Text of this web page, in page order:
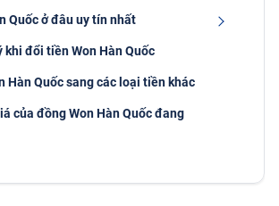
Quốc ở đâu uy tín nhất
khi đổi tiền Won Hàn Quốc
Hàn Quốc sang các loại tiền khác
của đồng Won Hàn Quốc đang